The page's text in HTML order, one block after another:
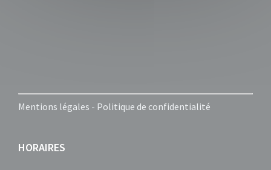
Mentions légales - Politique de confidentialité
HORAIRES